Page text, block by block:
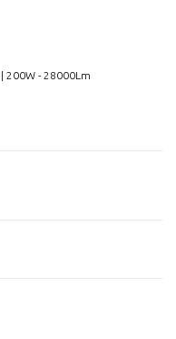
200W - 28000Lm